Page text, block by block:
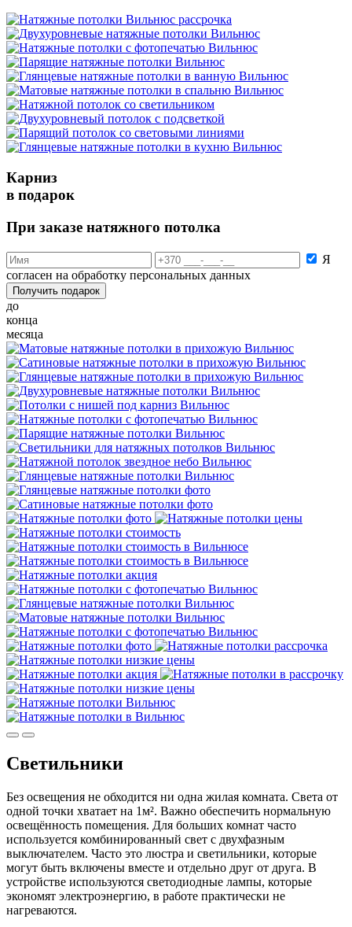
Карниз
в подарок
При заказе натяжного потолка
Я
согласен на обработку персональных данных
Получить подарок
до
конца
месяца
Светильники
Без освещения не обходится ни одна жилая комната. Света от
одной точки хватает на 1м². Важно обеспечить нормальную
освещённость помещения. Для больших комнат часто
используется комбинированный свет с двухфазным
выключателем. Часто это люстра и светильники, которые
могут быть включены вместе и отдельно друг от друга. В
устройстве используются светодиодные лампы, которые
экономят электроэнергию, в работе практически не
нагреваются.